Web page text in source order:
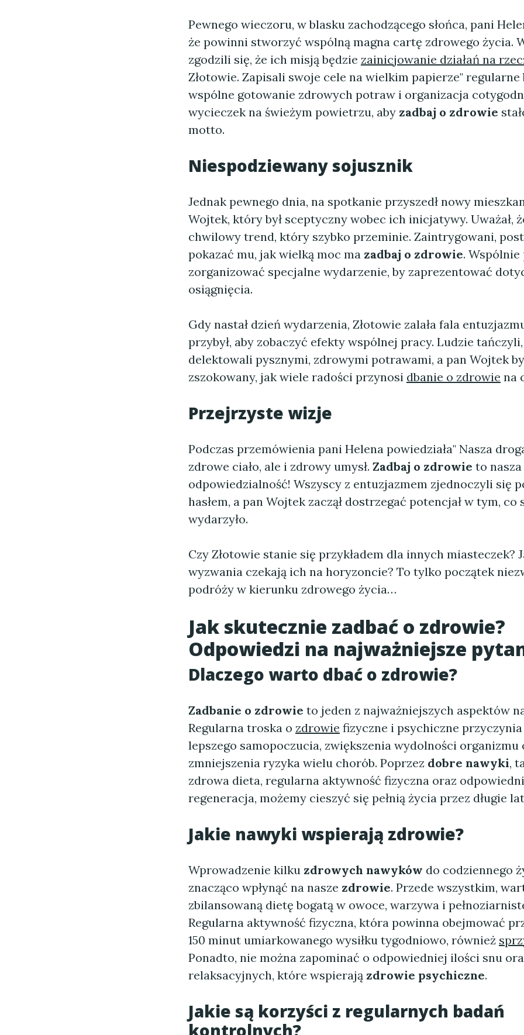
Pewnego wieczoru, w blasku zachodzącego słońca, pani
że powinni stworzyć wspólną magna cartę zdrowego życia.
zgodzili się, że ich misją będzie zainicjowanie działań na
Złotowie. Zapisali swoje cele na wielkim papierze" regularne
wspólne gotowanie zdrowych potraw i organizacja
wycieczek na świeżym powietrzu, aby zadbaj o zdrowie
motto.
Niespodziewany sojusznik
Jednak pewnego dnia, na spotkanie przyszedł nowy
Wojtek, który był sceptyczny wobec ich inicjatywy. Uważał,
chwilowy trend, który szybko przeminie. Zaintrygowani,
pokazać mu, jak wielką moc ma zadbaj o zdrowie.
zorganizować specjalne wydarzenie, by zaprezentować
osiągnięcia.
Gdy nastał dzień wydarzenia, Złotowie zalała fala
przybył, aby zobaczyć efekty wspólnej pracy. Ludzie
delektowali pysznymi, zdrowymi potrawami, a pan Wojtek
zszokowany, jak wiele radości przynosi dbanie o zdrowie na
Przejrzyste wizje
Podczas przemówienia pani Helena powiedziała" Nasza
zdrowe ciało, ale i zdrowy umysł. Zadbaj o zdrowie to
odpowiedzialność! Wszyscy z entuzjazmem zjednoczyli się
hasłem, a pan Wojtek zaczął dostrzegać potencjał w tym, co
wydarzyło.
Czy Złotowie stanie się przykładem dla innych miasteczek?
wyzwania czekają ich na horyzoncie? To tylko początek
podróży w kierunku zdrowego życia…
Jak skutecznie zadbać o zdrowie?
Odpowiedzi na najważniejsze
Dlaczego warto dbać o zdrowie?
Zadbanie o zdrowie to jeden z najważniejszych aspektów
Regularna troska o zdrowie fizyczne i psychiczne
lepszego samopoczucia, zwiększenia wydolności organizmu
zmniejszenia ryzyka wielu chorób. Poprzez dobre nawyki,
zdrowa dieta, regularna aktywność fizyczna oraz
regeneracja, możemy cieszyć się pełnią życia przez długie
Jakie nawyki wspierają zdrowie?
Wprowadzenie kilku zdrowych nawyków do codziennego
znacząco wpłynąć na nasze zdrowie. Przede wszystkim,
zbilansowaną dietę bogatą w owoce, warzywa i
Regularna aktywność fizyczna, która powinna obejmować
150 minut umiarkowanego wysiłku tygodniowo, również
Ponadto, nie można zapominać o odpowiedniej ilości snu
relaksacyjnych, które wspierają zdrowie psychiczne.
Jakie są korzyści z regularnych badań
kontrolnych?